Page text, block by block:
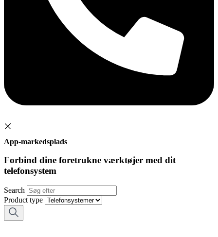
App-markedsplads
Forbind dine foretrukne værktøjer med dit
telefonsystem
Search
Product type